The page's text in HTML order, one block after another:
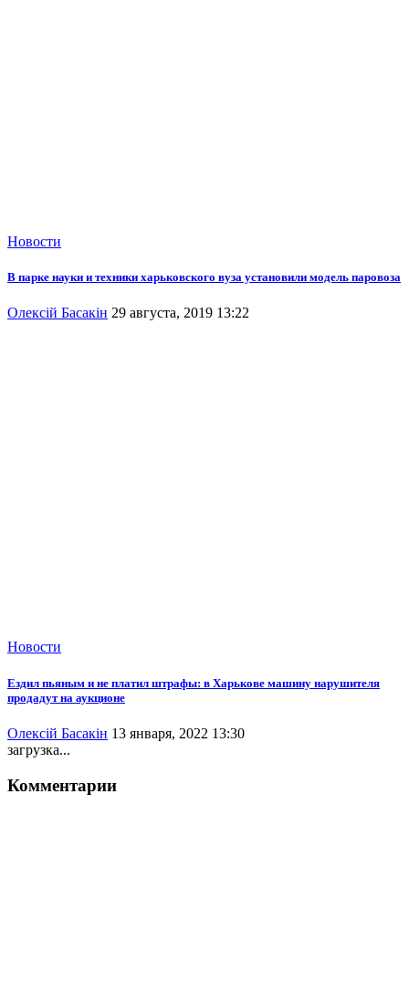
Новости
В парке науки и техники харьковского вуза установили модель паровоза
Олексій Басакін 29 августа, 2019 13:22
Новости
Ездил пьяным и не платил штрафы: в Харькове машину нарушителя
продадут на аукционе
Олексій Басакін 13 января, 2022 13:30
загрузка...
Комментарии